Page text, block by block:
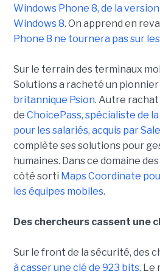
Windows Phone 8, de la
Windows 8. On apprend en
Phone 8 ne tournera pas sur
Sur le terrain des terminaux
Solutions a racheté un pionnier
britannique Psion. Autre
de ChoicePass, spécialiste de
pour les salariés, acquis par
complète ses solutions pour
humaines. Dans ce domaine
côté sorti Maps Coordinate
les équipes mobiles.
Des chercheurs cassent une
Sur le front de la sécurité, des
à casser une clé de 923 bits. Le